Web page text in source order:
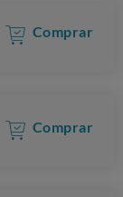
Comprar
Comprar